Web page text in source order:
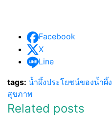
Facebook
X
Line
tags: น้ำผึ้งประโยชน์ของน้ำผึ้ง
สุขภาพ
Related posts